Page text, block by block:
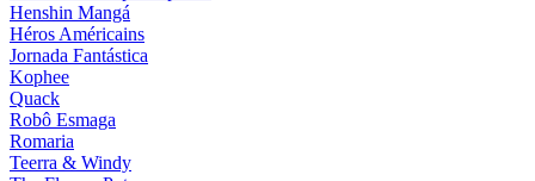
Henshin Mangá
Héros Américains
Jornada Fantástica
Kophee
Quack
Robô Esmaga
Romaria
Teerra & Windy